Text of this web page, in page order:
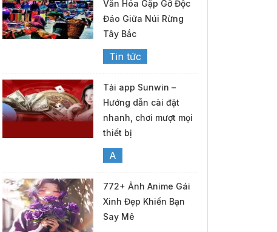
Văn Hóa Gặp Gỡ Độc
Đáo Giữa Núi Rừng
Tây Bắc
Tin tức
Tải app Sunwin –
Hướng dẫn cài đặt
nhanh, chơi mượt mọi
thiết bị
A
772+ Ảnh Anime Gái
Xinh Đẹp Khiến Bạn
Say Mê